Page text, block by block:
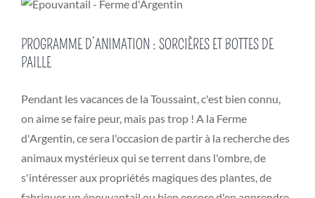
PROGRAMME D’ANIMATION : SORCIÈRES ET BOTTES DE
PAILLE
Pendant les vacances de la Toussaint, c'est bien connu,
on aime se faire peur, mais pas trop ! A la Ferme
d'Argentin, ce sera l'occasion de partir à la recherche des
animaux mystérieux qui se terrent dans l'ombre, de
s'intéresser aux propriétés magiques des plantes, de